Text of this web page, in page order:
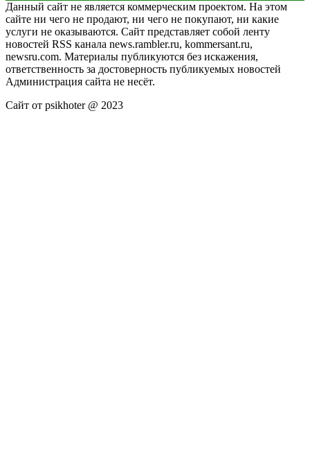
Данный сайт не является коммерческим проектом. На этом
сайте ни чего не продают, ни чего не покупают, ни какие
услуги не оказываются. Сайт представляет собой ленту
новостей RSS канала news.rambler.ru, kommersant.ru,
newsru.com. Материалы публикуются без искажения,
ответственность за достоверность публикуемых новостей
Администрация сайта не несёт.
Сайт от psikhoter @ 2023